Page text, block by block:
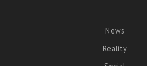
News
Reality